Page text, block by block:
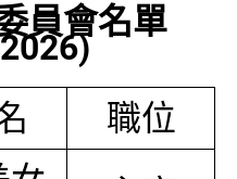
員會名單
職位